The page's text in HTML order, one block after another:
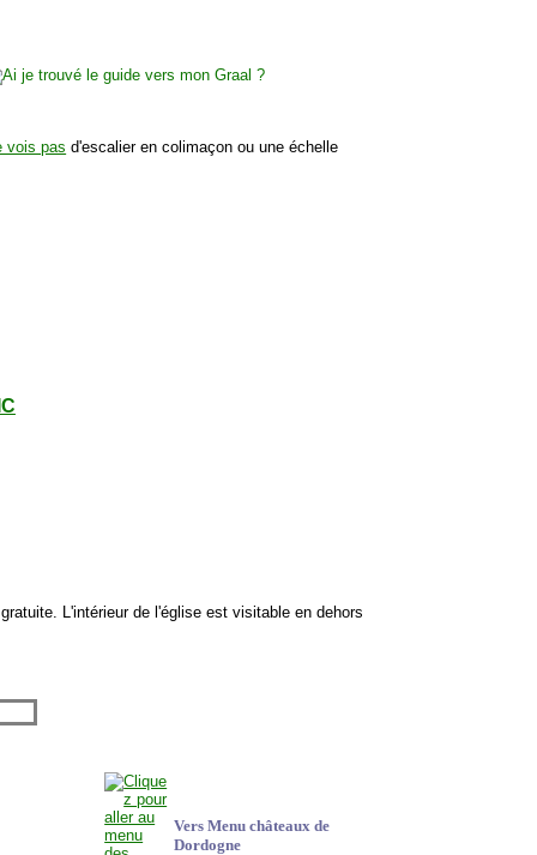
vois pas d'escalier en colimaçon ou une échelle
L'intérieur de l'église est visitable en dehors
Vers Menu châteaux de
Dordogne